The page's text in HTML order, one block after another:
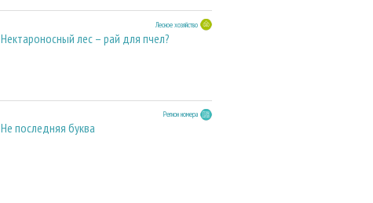
Лесное хозяйство
Нектароносный лес – рай для пчел?
Регион номера
Не последняя буква